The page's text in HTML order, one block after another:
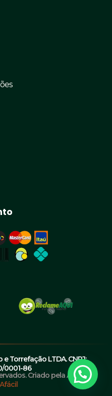
Torrefação LTDA. CNPJ:
0001-86
Criado pela Agência